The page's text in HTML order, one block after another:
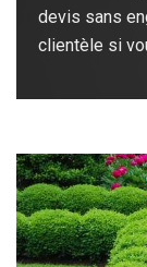
devis sans
clientèle si